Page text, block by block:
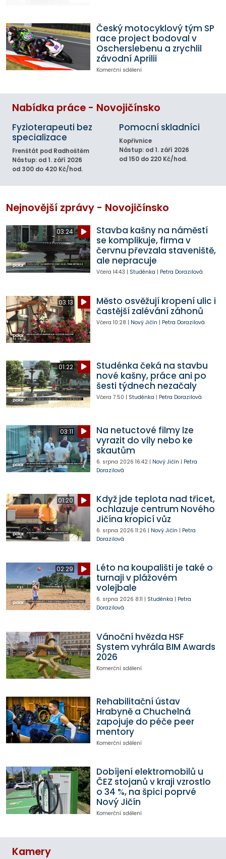
Český motocyklový tým SP
race project bodoval v
Oscherslebenu a zrychlil
závodní Aprilii
Komerční sdělení
Nabídka práce - Novojičínsko
Fyzioterapeuti bez
specializace
Frenštát pod Radhoštěm
Nástup: od 1. září 2026
od 300 do 420 Kč/hod.
Pomocní skladníci
Kopřivnice
Nástup: od 1. září 2026
od 150 do 220 Kč/hod.
Nejnovější zprávy - Novojičínsko
03:24
Stavba kašny na náměstí
se komplikuje, firma v
červnu převzala staveniště,
ale nepracuje
Včera 14:43 | Studénka | Petra Dorazilová
03:13
Město osvěžují kropení ulic i
častější zalévání záhonů
Včera 10:28 | Nový Jičín | Petra Dorazilová
01:22
Studénka čeká na stavbu
nové kašny, práce ani po
šesti týdnech nezačaly
Včera 7:50 | Studénka | Petra Dorazilová
03:11
Na netuctové filmy lze
vyrazit do vily nebo ke
skautům
6. srpna 2026 16:42| Nový Jičín | Petra
Dorazilová
01:20
Když jde teplota nad třicet,
ochlazuje centrum Nového
Jičína kropicí vůz
6. srpna 2026 11:26 | Nový Jičín | Petra
Dorazilová
02:29
Léto na koupališti je také o
turnaji v plážovém
volejbale
6. srpna 2026 8:11 | Studénka | Petra
Dorazilová
Vánoční hvězda HSF
System vyhrála BIM Awards
2026
Komerční sdělení
Rehabilitační ústav
Hrabyně a Chuchelná
zapojuje do péče peer
mentory
Komerční sdělení
Dobíjení elektromobilů u
ČEZ stojanů v kraji vzrostlo
o 34 %, na špici poprvé
Nový Jičín
Komerční sdělení
Kamery